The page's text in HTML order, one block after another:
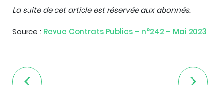
La suite de cet article est réservée aux abonnés.
Source : Revue Contrats Publics – n°242 – Mai 2023